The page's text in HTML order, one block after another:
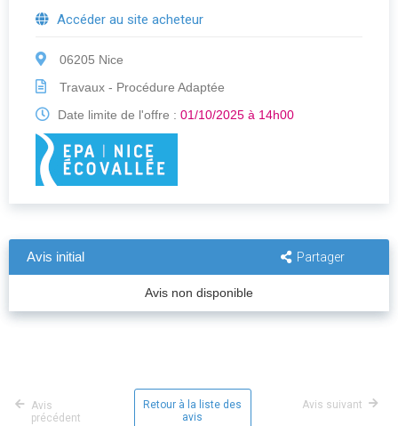
Accéder au site acheteur
06205 Nice
Travaux - Procédure Adaptée
Date limite de l'offre : 01/10/2025 à 14h00
Avis initial Partager
Avis non disponible
Avis
précédent
Retour à la liste des
avis
Avis suivant